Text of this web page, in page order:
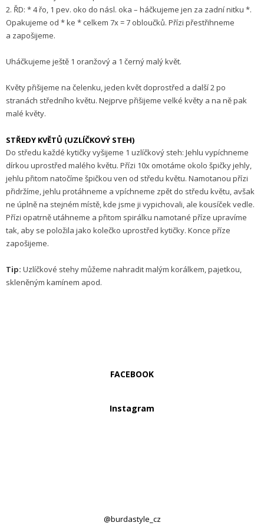
2. ŘD: * 4 řo, 1 pev. oko do násl. oka – háčkujeme jen za zadní nitku *.
Opakujeme od * ke * celkem 7x = 7 obloučků. Přízi přestřihneme
a zapošijeme.
Uháčkujeme ještě 1 oranžový a 1 černý malý květ.
Květy přišijeme na čelenku, jeden květ doprostřed a další 2 po
stranách středního květu. Nejprve přišijeme velké květy a na ně pak
malé květy.
STŘEDY KVĚTŮ (UZLÍČKOVÝ STEH)
Do středu každé kytičky vyšijeme 1 uzlíčkový steh: Jehlu vypíchneme
dírkou uprostřed malého květu. Přízi 10x omotáme okolo špičky jehly,
jehlu přitom natočíme špičkou ven od středu květu. Namotanou přízi
přidržíme, jehlu protáhneme a vpíchneme zpět do středu květu, avšak
ne úplně na stejném místě, kde jsme ji vypichovali, ale kousíček vedle.
Přízi opatrně utáhneme a přitom spirálku namotané příze upravíme
tak, aby se položila jako kolečko uprostřed kytičky. Konce příze
zapošijeme.
Tip: Uzlíčkové stehy můžeme nahradit malým korálkem, pajetkou,
skleněným kamínem apod.
FACEBOOK
Instagram
@burdastyle_cz